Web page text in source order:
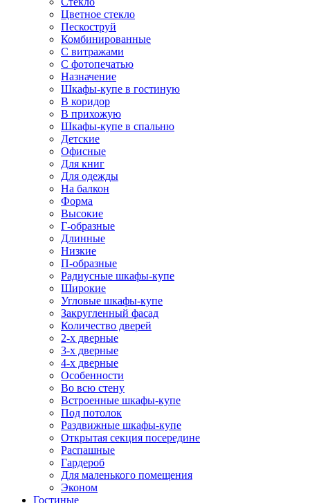
Цветное стекло
Пескоструй
Комбинированные
С витражами
С фотопечатью
Назначение
Шкафы-купе в гостиную
В коридор
В прихожую
Шкафы-купе в спальню
Детские
Офисные
Для книг
Для одежды
На балкон
Форма
Высокие
Г-образные
Длинные
Низкие
П-образные
Радиусные шкафы-купе
Широкие
Угловые шкафы-купе
Закругленный фасад
Количество дверей
2-х дверные
3-х дверные
4-х дверные
Особенности
Во всю стену
Встроенные шкафы-купе
Под потолок
Раздвижные шкафы-купе
Открытая секция посередине
Распашные
Гардероб
Для маленького помещения
Эконом
Гостиные